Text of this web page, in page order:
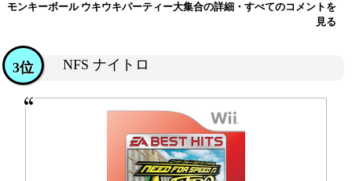
モンキーボール ウキウキパーティー大集合の詳細・すべてのコメントを
見る
NFS ナイトロ
3位